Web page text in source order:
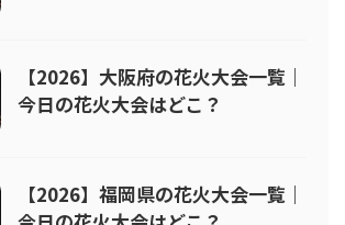
【2026】大阪府の花火大会一覧｜
今日の花火大会はどこ？
【2026】福岡県の花火大会一覧｜